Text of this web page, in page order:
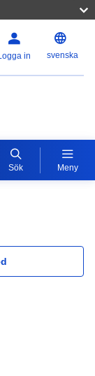
in svenska
Sök Meny